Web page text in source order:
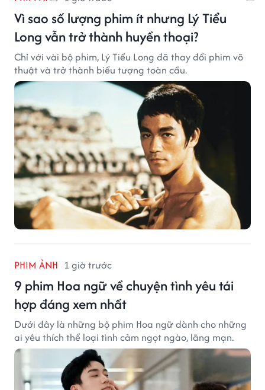
Vì sao số lượng phim ít nhưng Lý Tiểu
Long vẫn trở thành huyền thoại?
Chỉ với vài bộ phim, Lý Tiểu Long đã thay đổi phim võ
thuật và trở thành biểu tượng toàn cầu.
PHIM ẢNH 1 giờ trước
9 phim Hoa ngữ về chuyện tình yêu tái
hợp đáng xem nhất
Dưới đây là những bộ phim Hoa ngữ dành cho những
ai yêu thích thể loại tình cảm ngọt ngào, lãng mạn.